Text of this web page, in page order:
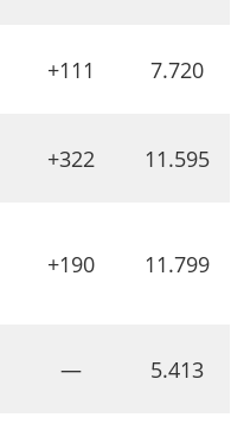
+111 7.720
+322 11.595
+190 11.799
— 5.413